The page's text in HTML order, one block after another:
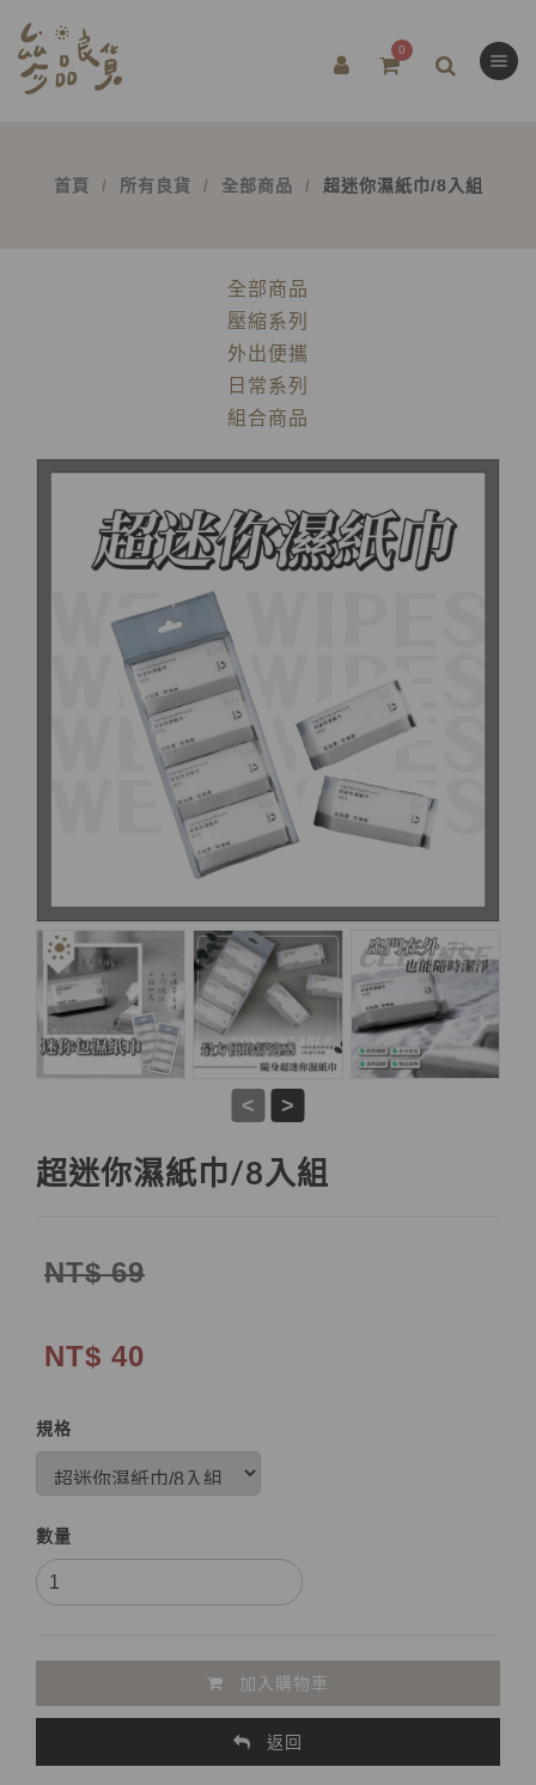
0
首頁 所有良貨 全部商品 超迷你濕紙巾/8入組
全部商品
壓縮系列
外出便攜
日常系列
組合商品
< >
超迷你濕紙巾/8入組
NT$ 69
NT$ 40
規格
數量
加入購物車
返回